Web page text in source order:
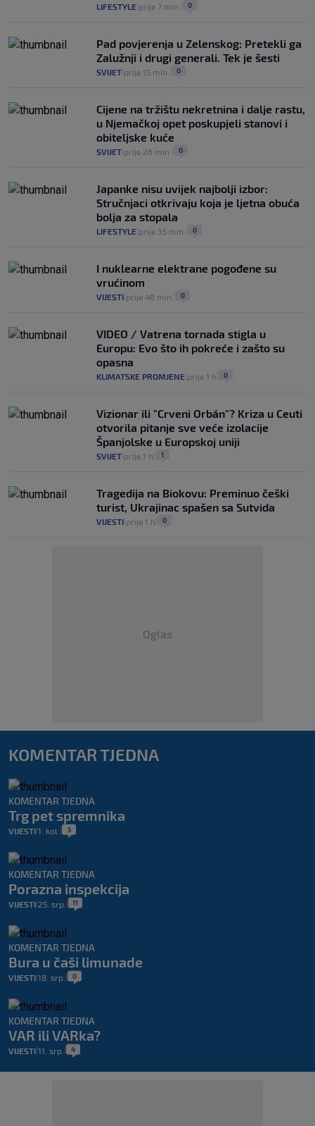
LIFESTYLE prije 7 min. 0
Pad povjerenja u Zelenskog: Pretekli ga
Zalužnji i drugi generali. Tek je šesti
SVIJET prije 15 min. 0
Cijene na tržištu nekretnina i dalje rastu,
u Njemačkoj opet poskupjeli stanovi i
obiteljske kuće
SVIJET prije 26 min. 0
Japanke nisu uvijek najbolji izbor:
Stručnjaci otkrivaju koja je ljetna obuća
bolja za stopala
LIFESTYLE prije 35 min. 0
I nuklearne elektrane pogođene su
vrućinom
VIJESTI prije 48 min. 0
VIDEO / Vatrena tornada stigla u
Europu: Evo što ih pokreće i zašto su
opasna
KLIMATSKE PROMJENE prije 1 h 0
Vizionar ili "Crveni Orbán"? Kriza u Ceuti
otvorila pitanje sve veće izolacije
Španjolske u Europskoj uniji
SVIJET prije 1 h 1
Tragedija na Biokovu: Preminuo češki
turist, Ukrajinac spašen sa Sutvida
VIJESTI prije 1 h 0
Oglas
KOMENTAR TJEDNA
KOMENTAR TJEDNA
Trg pet spremnika
VIJESTI 1. kol. 5
KOMENTAR TJEDNA
Porazna inspekcija
VIJESTI 25. srp. 11
KOMENTAR TJEDNA
Bura u čaši limunade
VIJESTI 18. srp. 0
KOMENTAR TJEDNA
VAR ili VARka?
VIJESTI 11. srp. 4